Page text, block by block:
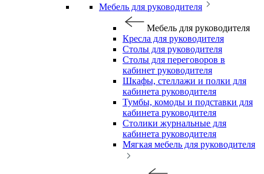
Мебель для руководителя
Мебель для руководителя
Кресла для руководителя
Столы для руководителя
Столы для переговоров в
кабинет руководителя
Шкафы, стеллажи и полки для
кабинета руководителя
Тумбы, комоды и подставки для
кабинета руководителя
Столики журнальные для
кабинета руководителя
Мягкая мебель для руководителя